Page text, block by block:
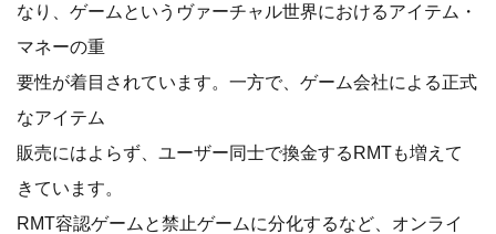
なり、ゲームというヴァーチャル世界におけるアイテム・
マネーの重
要性が着目されています。一方で、ゲーム会社による正式
なアイテム
販売にはよらず、ユーザー同士で換金するRMTも増えて
きています。
RMT容認ゲームと禁止ゲームに分化するなど、オンライ